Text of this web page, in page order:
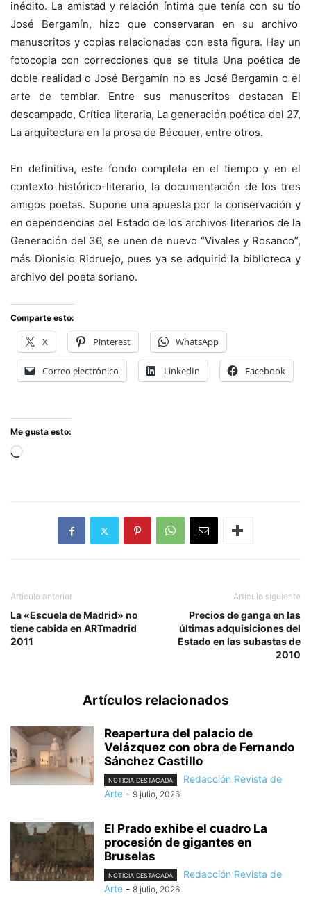
inédito. La amistad y relación íntima que tenía con su tío
José Bergamín, hizo que conservaran en su archivo
manuscritos y copias relacionadas con esta figura. Hay un
fotocopia con correcciones que se titula Una poética de
doble realidad o José Bergamín no es José Bergamín o el
arte de temblar. Entre sus manuscritos destacan El
descampado, Crítica literaria, La generación poética del 27,
La arquitectura en la prosa de Bécquer, entre otros.
En definitiva, este fondo completa en el tiempo y en el
contexto histórico-literario, la documentación de los tres
amigos poetas. Supone una apuesta por la conservación y
en dependencias del Estado de los archivos literarios de la
Generación del 36, se unen de nuevo “Vivales y Rosanco”,
más Dionisio Ridruejo, pues ya se adquirió la biblioteca y
archivo del poeta soriano.
Comparte esto:
X Pinterest WhatsApp
Correo electrónico LinkedIn Facebook
Me gusta esto:
Cargando...
Artículo anterior
La «Escuela de Madrid» no
tiene cabida en ARTmadrid
2011
Artículo siguiente
Precios de ganga en las
últimas adquisiciones del
Estado en las subastas de
2010
Artículos relacionados
Reapertura del palacio de
Velázquez con obra de Fernando
Sánchez Castillo
NOTICIA DESTACADA
Redacción Revista de
Arte - 9 julio, 2026
El Prado exhibe el cuadro La
procesión de gigantes en
Bruselas
NOTICIA DESTACADA
Redacción Revista de
Arte - 8 julio, 2026